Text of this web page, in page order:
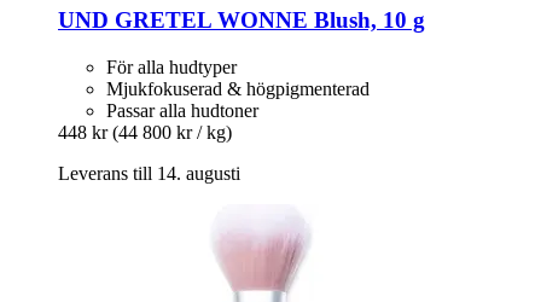
UND GRETEL WONNE Blush, 10 g
För alla hudtyper
Mjukfokuserad & högpigmenterad
Passar alla hudtoner
448 kr (44 800 kr / kg)
Leverans till 14. augusti